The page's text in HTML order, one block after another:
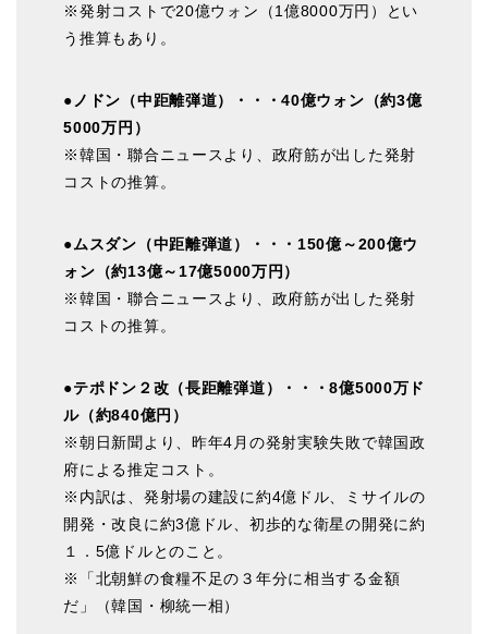
※発射コストで20億ウォン（1億8000万円）とい
う推算もあり。
●ノドン（中距離弾道）・・・40億ウォン（約3億
5000万円）
※韓国・聯合ニュースより、政府筋が出した発射
コストの推算。
●ムスダン（中距離弾道）・・・150億～200億ウ
ォン（約13億～17億5000万円）
※韓国・聯合ニュースより、政府筋が出した発射
コストの推算。
●テポドン２改（長距離弾道）・・・8億5000万ド
ル（約840億円）
※朝日新聞より、昨年4月の発射実験失敗で韓国政
府による推定コスト。
※内訳は、発射場の建設に約4億ドル、ミサイルの
開発・改良に約3億ドル、初歩的な衛星の開発に約
１．5億ドルとのこと。
※「北朝鮮の食糧不足の３年分に相当する金額
だ」（韓国・柳統一相）